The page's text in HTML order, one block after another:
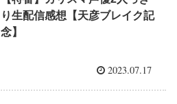
り生配信感想【天彦ブレイク記
念】
2023.07.17